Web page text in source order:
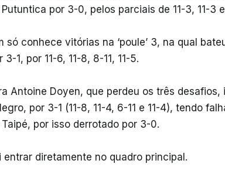
por 3-0, pelos parciais de 11-3, 11-3 e
só conhece vitórias na ‘poule’ 3, na qual
1, por 11-6, 11-8, 8-11, 11-5.
Antoine Doyen, que perdeu os três desafios,
por 3-1 (11-8, 11-4, 6-11 e 11-4), tendo
por isso derrotado por 3-0.
entrar diretamente no quadro principal.